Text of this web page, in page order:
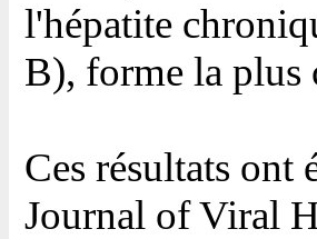
l'hépatite
B), forme la plus
Ces résultats ont
Journal of Viral